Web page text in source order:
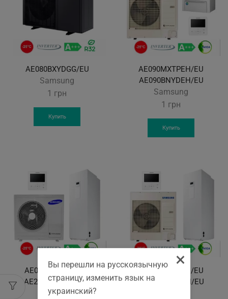
AE080BXYDGG/EU
Samsung
1 грн
Купить
AE090MXTPEH/EU
AE090BNYDEH/EU
Samsung
1 грн
Купить
AE090MXTPEH/EU
AE200TNWTEH/EU
Samsung
AE090MXTPEH/EU
AE260TNWTEH/EU
×
Вы перешли на русскоязычную
страницу, изменить язык на
украинский?